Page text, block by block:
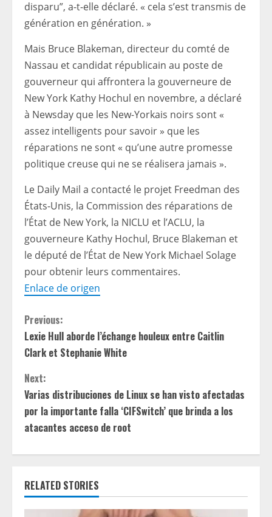
disparu”, a-t-elle déclaré. « cela s’est transmis de
génération en génération. »
Mais Bruce Blakeman, directeur du comté de
Nassau et candidat républicain au poste de
gouverneur qui affrontera la gouverneure de
New York Kathy Hochul en novembre, a déclaré
à Newsday que les New-Yorkais noirs sont «
assez intelligents pour savoir » que les
réparations ne sont « qu’une autre promesse
politique creuse qui ne se réalisera jamais ».
Le Daily Mail a contacté le projet Freedman des
États-Unis, la Commission des réparations de
l’État de New York, la NICLU et l’ACLU, la
gouverneure Kathy Hochul, Bruce Blakeman et
le député de l’État de New York Michael Solage
pour obtenir leurs commentaires.
Enlace de origen
C
o
n
t
i
n
u
e
Previous:
Lexie Hull aborde l’échange houleux entre Caitlin
Clark et Stephanie White
Next:
Varias distribuciones de Linux se han visto afectadas
por la importante falla ‘CIFSwitch’ que brinda a los
atacantes acceso de root
RELATED STORIES